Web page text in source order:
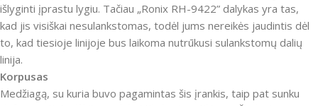
išlyginti įprastu lygiu. Tačiau „Ronix RH-9422” dalykas yra tas,
kad jis visiškai nesulankstomas, todėl jums nereikės jaudintis dėl
to, kad tiesioje linijoje bus laikoma nutrūkusi sulankstomų dalių
linija.
Korpusas
Medžiagą, su kuria buvo pagamintas šis įrankis, taip pat sunku